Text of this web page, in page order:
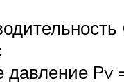
давление Pv